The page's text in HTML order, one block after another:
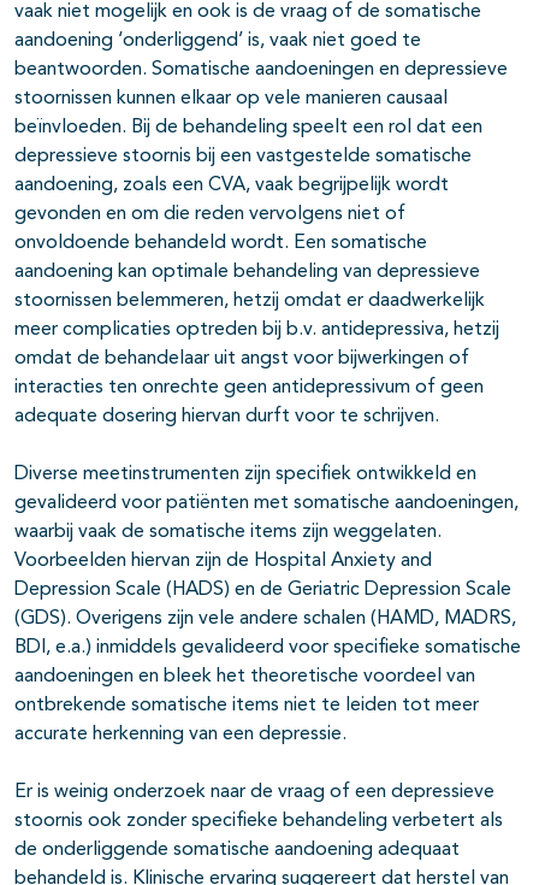
vaak niet mogelijk en ook is de vraag of de somatische
aandoening ‘onderliggend’ is, vaak niet goed te
beantwoorden. Somatische aandoeningen en depressieve
stoornissen kunnen elkaar op vele manieren causaal
beïnvloeden. Bij de behandeling speelt een rol dat een
depressieve stoornis bij een vastgestelde somatische
aandoening, zoals een CVA, vaak begrijpelijk wordt
gevonden en om die reden vervolgens niet of
onvoldoende behandeld wordt. Een somatische
aandoening kan optimale behandeling van depressieve
stoornissen belemmeren, hetzij omdat er daadwerkelijk
meer complicaties optreden bij b.v. antidepressiva, hetzij
omdat de behandelaar uit angst voor bijwerkingen of
interacties ten onrechte geen antidepressivum of geen
adequate dosering hiervan durft voor te schrijven.
Diverse meetinstrumenten zijn specifiek ontwikkeld en
gevalideerd voor patiënten met somatische aandoeningen,
waarbij vaak de somatische items zijn weggelaten.
Voorbeelden hiervan zijn de Hospital Anxiety and
Depression Scale (HADS) en de Geriatric Depression Scale
(GDS). Overigens zijn vele andere schalen (HAMD, MADRS,
BDI, e.a.) inmiddels gevalideerd voor specifieke somatische
aandoeningen en bleek het theoretische voordeel van
ontbrekende somatische items niet te leiden tot meer
accurate herkenning van een depressie.
Er is weinig onderzoek naar de vraag of een depressieve
stoornis ook zonder specifieke behandeling verbetert als
de onderliggende somatische aandoening adequaat
behandeld is. Klinische ervaring suggereert dat herstel van